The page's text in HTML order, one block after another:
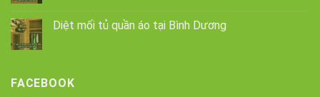
Diệt mối tủ quần áo tại Bình Dương
FACEBOOK